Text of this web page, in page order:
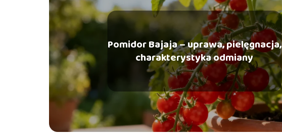
Pomidor Bajaja – uprawa, pielęgnacja,
charakterystyka odmiany